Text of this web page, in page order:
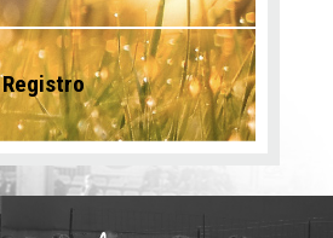
Registro